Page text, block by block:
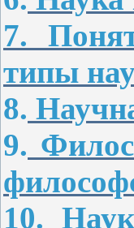
7.
типы
8.
9.
10.